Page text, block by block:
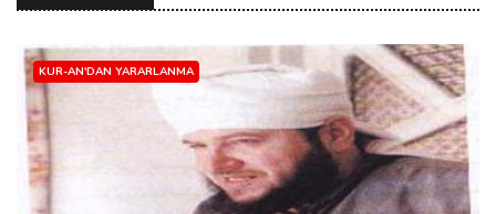
KUR-AN'DAN YARARLANMA